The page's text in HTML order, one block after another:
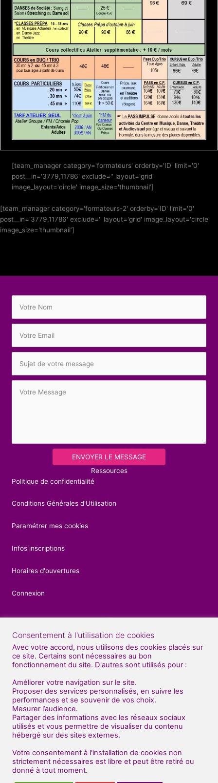
[team_manager category='formateurs' orderby='ID' limit='0'
post__in='3779,11786' exclude='' layout='grid'
image_layout='circle' image_size='thumbnail’]
[team_manager category='formateurs-2' orderby='ID' limit='0'
post__in='3779,11786' exclude='' layout='grid' image_layout='circle'
image_size='thumbnail’]
ENVOYER LE MESSAGE
Ressources
Politique de confidentialité
Conditions Générales d'Utilisation
Paramétrer mes cookies
Infos inscriptions
Horaires d'ouvertures
Connexion
Contacts
04 92 52 27 56
07 81 70 70 71
Nous venons de déménager au sud de Gap
(en face de BUT : bâtiment "Dart Plast" )
Centre Artistique Impulse
Entrée gauche - 1er étage
2 route de Patac
05000 Gap
© Adhérents Impulse 2021
Consentement à l'utilisation de cookies
Avec votre accord, nous utilisons des cookies placés sur
ce site. Certains sont nécessaires au bon
fonctionnement du site. D'autres sont utilisés pour :
Améliorer votre navigation sur le site.
Proposer des services personnalisés, en suivre les
performances et se souvenir de vos choix.
Mesurer l’audience.
Partager des informations avec les réseaux sociaux
utilisés et vous permettre de visualiser du contenu
hébergé sur des sites externes.
Votre consentement à l'installation de cookies non
strictement nécessaires est libre et peut être retiré ou
donné à tout moment.